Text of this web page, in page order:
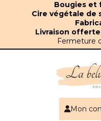
Bougies et
Cire végétale de
Livraison
Fermeture
Mon
Panneau de gestion des